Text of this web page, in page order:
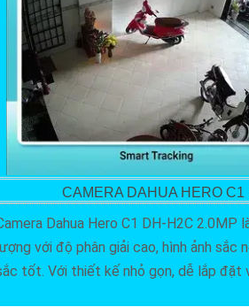
CAMERA DAHUA HERO C1
Dahua Hero C1 DH-H2C 2.0MP
với độ phân giải cao, hình ảnh sắc
tốt. Với thiết kế nhỏ gọn, dễ lắp đặt